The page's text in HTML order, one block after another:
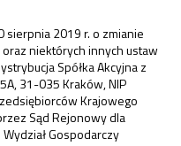
sierpnia 2019 r. o zmianie
niektórych innych ustaw
Spółka Akcyjna z
31-035 Kraków, NIP
Krajowego
Sąd Rejonowy dla
Gospodarczy